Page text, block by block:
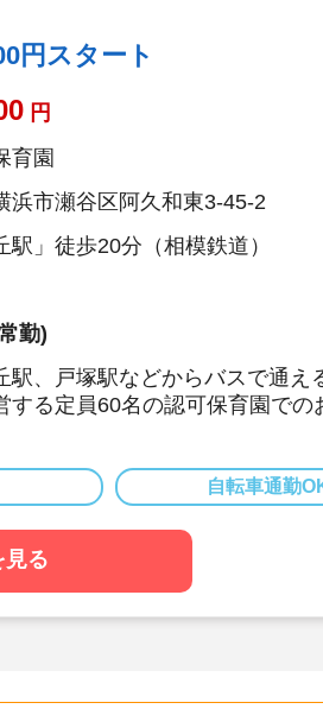
円スタート
円
育園
浜市瀬谷区阿久和東3-45-2
駅」徒歩20分（相模鉄道）
勤)
、戸塚駅などからバスで通え
する定員60名の認可保育園での
の遅番対応が必須ですが、1日
度の土曜出勤が必須となります
相談可能！選択肢があり、プラ
も取りやすい♪
れた環境です♪
自転車通勤
見る